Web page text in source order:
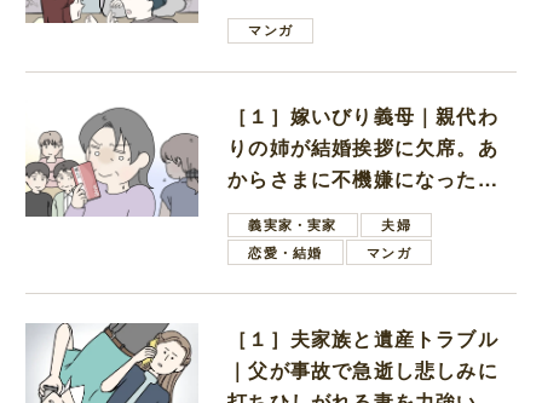
は電車好きの男の子ママ
マンガ
［１］嫁いびり義母｜親代わ
りの姉が結婚挨拶に欠席。あ
からさまに不機嫌になった義
母義実家・実家
夫婦
恋愛・結婚
マンガ
［１］夫家族と遺産トラブル
｜父が事故で急逝し悲しみに